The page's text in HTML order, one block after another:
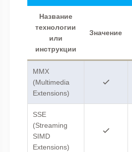
Название
технологии
или
инструкции
Значение
MMX
(Multimedia
Extensions)
SSE
(Streaming
SIMD
Extensions)